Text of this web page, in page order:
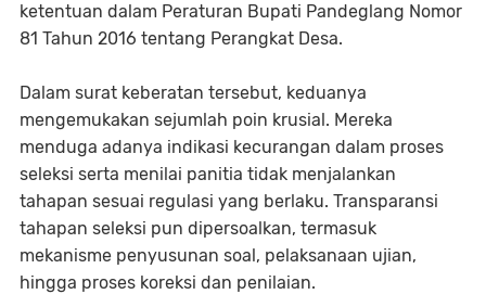
ketentuan dalam Peraturan Bupati Pandeglang Nomor
81 Tahun 2016 tentang Perangkat Desa.
Dalam surat keberatan tersebut, keduanya
mengemukakan sejumlah poin krusial. Mereka
menduga adanya indikasi kecurangan dalam proses
seleksi serta menilai panitia tidak menjalankan
tahapan sesuai regulasi yang berlaku. Transparansi
tahapan seleksi pun dipersoalkan, termasuk
mekanisme penyusunan soal, pelaksanaan ujian,
hingga proses koreksi dan penilaian.